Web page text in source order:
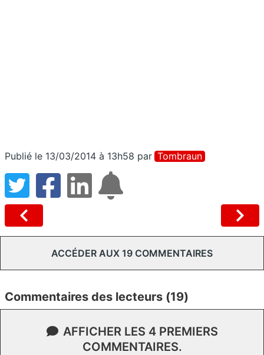
Publié le 13/03/2014 à 13h58 par Tombraun
ACCÉDER AUX 19 COMMENTAIRES
Commentaires des lecteurs (19)
AFFICHER LES 4 PREMIERS
COMMENTAIRES.